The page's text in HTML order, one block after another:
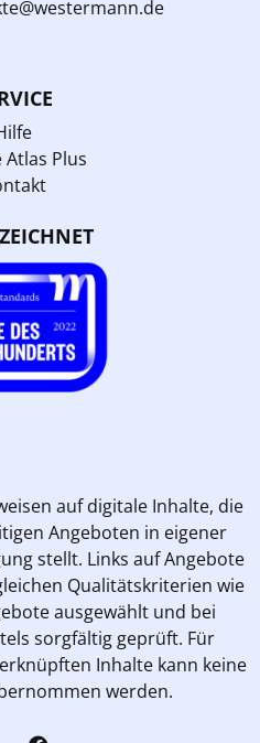
Atlas Plus
auf digitale Inhalte, die
Angeboten in eigener
stellt. Links auf Angebote
Qualitätskriterien wie
ausgewählt und bei
sorgfältig geprüft. Für
Inhalte kann keine
werden.